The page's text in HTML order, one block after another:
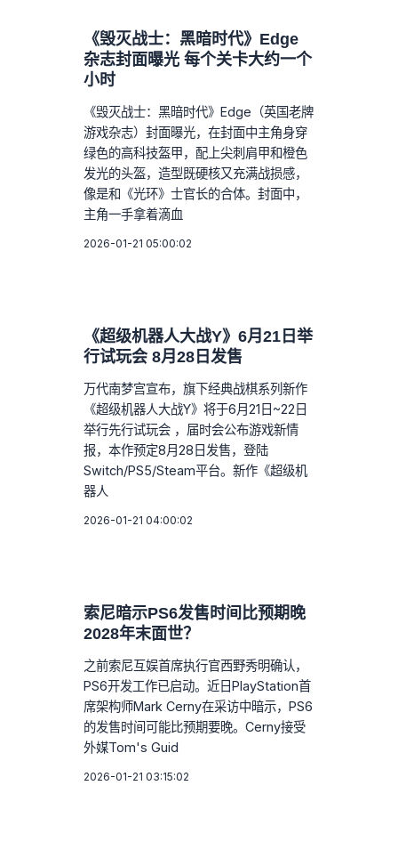
《毁灭战士：黑暗时代》Edge
杂志封面曝光 每个关卡大约一个
小时
《毁灭战士：黑暗时代》Edge（英国老牌
游戏杂志）封面曝光，在封面中主角身穿
绿色的高科技盔甲，配上尖刺肩甲和橙色
发光的头盔，造型既硬核又充满战损感，
像是和《光环》士官长的合体。封面中，
主角一手拿着滴血
2026-01-21 05:00:02
《超级机器人大战Y》6月21日举
行试玩会 8月28日发售
万代南梦宫宣布，旗下经典战棋系列新作
《超级机器人大战Y》将于6月21日~22日
举行先行试玩会 ，届时会公布游戏新情
报，本作预定8月28日发售，登陆
Switch/PS5/Steam平台。新作《超级机
器人
2026-01-21 04:00:02
索尼暗示PS6发售时间比预期晚
2028年末面世？
之前索尼互娱首席执行官西野秀明确认，
PS6开发工作已启动。近日PlayStation首
席架构师Mark Cerny在采访中暗示，PS6
的发售时间可能比预期要晚。Cerny接受
外媒Tom's Guid
2026-01-21 03:15:02